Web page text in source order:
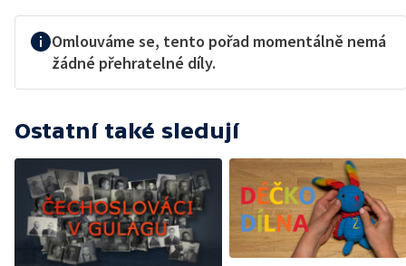
Omlouváme se, tento pořad momentálně nemá
žádné přehratelné díly.
Ostatní také sledují